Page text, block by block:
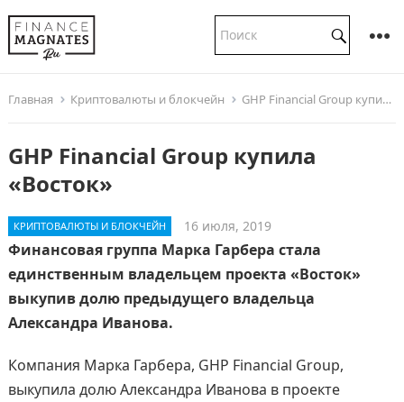
Главная Криптовалюты и блокчейн GHP Financial Group купила «Восток»
GHP Financial Group купила
«Восток»
КРИПТОВАЛЮТЫ И БЛОКЧЕЙН 16 июля, 2019
Финансовая группа Марка Гарбера стала
единственным владельцем проекта «Восток»
выкупив долю предыдущего владельца
Александра Иванова.
Компания Марка Гарбера, GHP Financial Group,
выкупила долю Александра Иванова в проекте